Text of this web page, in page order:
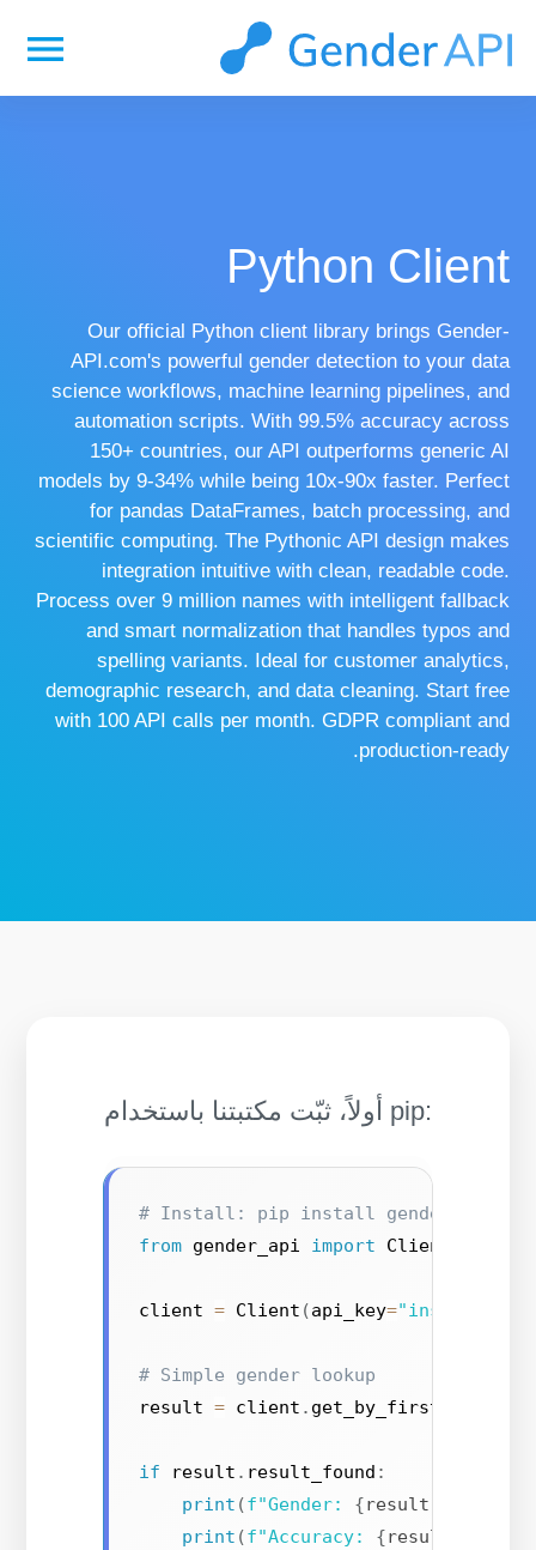
menu
Python Client
Our official Python client library brings Gender-
API.com's powerful gender detection to your data
science workflows, machine learning pipelines, and
automation scripts. With 99.5% accuracy across
150+ countries, our API outperforms generic AI
models by 9-34% while being 10x-90x faster. Perfect
for pandas DataFrames, batch processing, and
scientific computing. The Pythonic API design makes
integration intuitive with clean, readable code.
Process over 9 million names with intelligent fallback
and smart normalization that handles typos and
spelling variants. Ideal for customer analytics,
demographic research, and data cleaning. Start free
with 100 API calls per month. GDPR compliant and
production-ready.
أولاً، ثبّت مكتبتنا باستخدام pip:
# Install: pip install gender-api-
from gender_api import Client
client = Client (api_key="insert your
# Simple gender lookup
result = client . get_by_first_name
if result . result_found :
print (f"Gender: {result
print (f"Accuracy: {result